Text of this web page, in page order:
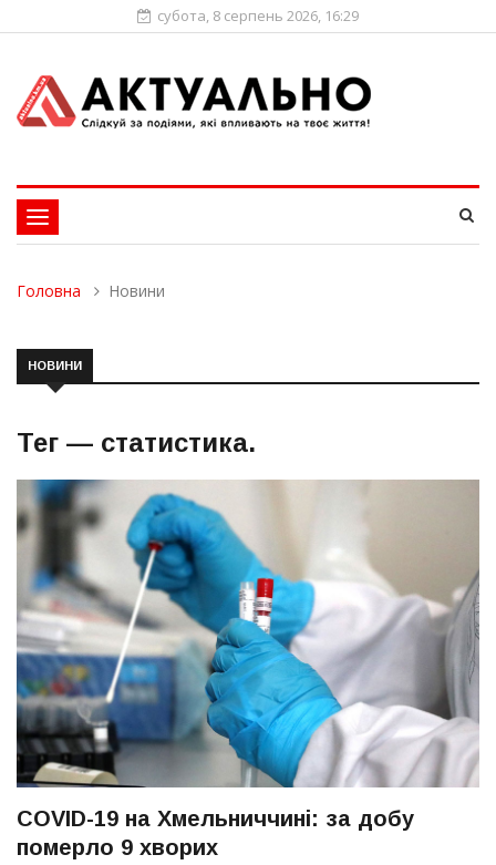
субота, 8 серпень 2026, 16:29
Toggle
navigation
Головна Новини
НОВИНИ
Тег — статистика.
COVID-19 на Хмельниччині: за добу
померло 9 хворих